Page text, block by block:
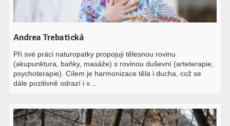
Andrea Trebatická
Při své práci naturopatky propojuji tělesnou rovinu
(akupunktura, baňky, masáže) s rovinou duševní (arteterapie,
psychoterapie). Cílem je harmonizace těla i ducha, což se
dále pozitivně odrazí i v…